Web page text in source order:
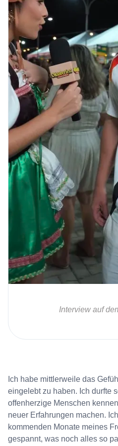
Interview auf
Ich habe mittlerweile das
eingelebt zu haben. Ich durfte
offenherzige Menschen
neuer Erfahrungen machen.
kommenden Monate meines
gespannt, was noch alles so